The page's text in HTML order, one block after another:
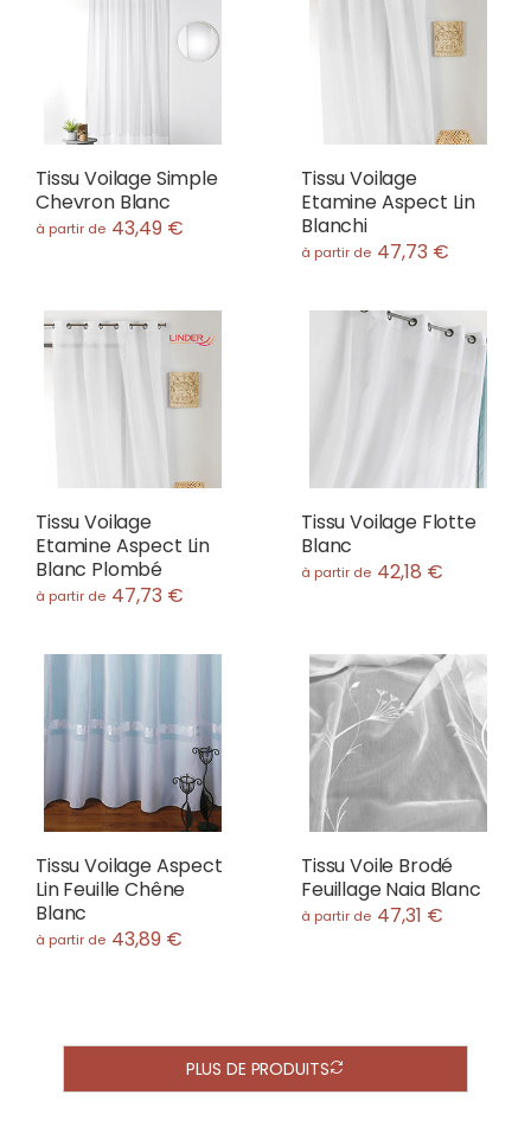
Tissu Voilage Simple
Chevron Blanc
à partir de 43,49 €
Tissu Voilage
Etamine Aspect Lin
Blanchi
à partir de 47,73 €
Tissu Voilage
Etamine Aspect Lin
Blanc Plombé
à partir de 47,73 €
Tissu Voilage Flotte
Blanc
à partir de 42,18 €
Tissu Voilage Aspect
Lin Feuille Chêne
Blanc
à partir de 43,89 €
Tissu Voile Brodé
Feuillage Naia Blanc
à partir de 47,31 €
PLUS DE PRODUITS